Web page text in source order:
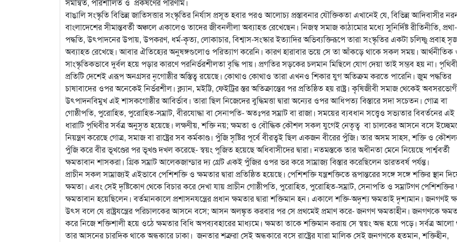
বাঙালি সংস্কৃতি বিভিন্ন জাতিসত্তার সংস্কৃতির নির্যাস প্রসূত হবার পরও আলোচ্য প্রস্তাবনার যৌক্তিকতা এখানেই যে, বিভিন্ন আদিবাসীর
বাংলাদেশের সীমান্তবর্তী অঞ্চলে একালেও তাদের জীবনলীলা অব্যাহত রেখেছেন। নিজস্ব সমাজ কাঠামোর মধ্যে সুনির্দিষ্ট রীতিনীতি, প্রথা-
পদ্ধতি, উৎপাদনের উপায়, উপকরণ, ধর্ম-কৃত্য, লোকাচার, বিশ্বাস-সংস্কার ইত্যাদির অভিব্যক্তিরূপে তারা সংস্কৃতির একটা চলিষ্ণু প্রবাহ
অব্যাহত রেখেছে। আবার ঐতিহ্যের অনুষঙ্গগুলোও পরিত্যাগ করেনি। কারণ হারাবার ভয়ে সে তা আঁকড়ে থাকে সকল সময়। আর্থনীতিক
সাংস্কৃতিকভাবে দুর্বল হয়ে পড়ার কারণে পরনির্ভরশীলতা বৃদ্ধি পায়। প্রগতির সড়কের চলমান মিছিলে যোগ দেয়া তাই সম্ভব হয় না।
প্রতিটি দেশেই এরূপ অনগ্রসর নৃগোষ্ঠীর অস্তিত্ব রয়েছে। কোথাও কোথাও তারা এখনও শিকার যুগ অতিক্রম করতে পারেনি। জুম পদ্ধতির
চাষাবাদের ওপর অনেকেই নির্ভরশীল। ক্ল্যান, মইট্টি, ফেইট্রির স্তর অতিক্রান্তের পর প্রতিষ্ঠিত হয় রাষ্ট্র। কৃষিজীবী সমাজ থেকেই
উৎপাদনবিমুখ এই শাসকগোষ্ঠীর আবির্ভাব। তারা ছিল নিজেদের বুদ্ধিমত্তা দ্বারা অন্যের ওপর আধিপত্য বিস্তারে সদা সচেতন। গোত্র বা
গোষ্ঠীপতি, পুরোহিত, পুরোহিত-সম্রাট, বীরযোদ্ধা বা সেনাপতি- অতঃপর সম্রাট বা রাজা। সময়ের ব্যবধান সত্ত্বেও সভ্যতার বিবর্তনের এই
ধারাটি পৃথিবীর সর্বত্র অনুসৃত হয়েছে। লক্ষণীয়, শক্তি নয়; ক্ষমতা ও বৌদ্ধিক কৌশল সকল যুগেই নেতৃত্ব বা চালকের আসনে বসে
নিয়ন্ত্রণ করেছে গোত্র, সমাজ বা রাষ্ট্রের সব কর্মকাণ্ড। পুঁজি সৃষ্টির পূর্বে বীরত্বই ছিল একজন বীরের পুঁজি। তার অসম সাহস, শক্তি ও
পুঁজি করে বীর ভূখণ্ডের পর ভূখণ্ড দখল করেছে- স্বয়ং পূজিত হয়েছে অধিবাসীদের দ্বারা। নতমস্তকে তার অধীনতা মেনে নিয়েছে পার্শ্ববর্তী
ক্ষমতাবান শাসকরা। গ্রিক সম্রাট আলেকজান্ডার দ্য গ্রেট একই পুঁজির ওপর ভর করে সাম্রাজ্য বিস্তার করেছিলেন ভারতবর্ষ পর্যন্ত।
প্রাচীন সকল সাম্রাজ্যই এইভাবে পেশিশক্তি ও ক্ষমতার দ্বারা প্রতিষ্ঠিত হয়েছে। পেশিশক্তি যন্ত্রশক্তিতে রূপান্তরের সঙ্গে সঙ্গে শক্তির স্থান
ক্ষমতা। এবং সেই দৃষ্টিকোণ থেকে বিচার করে দেখা যায় প্রাচীন গোষ্ঠীপতি, পুরোহিত, পুরোহিত-সম্রাট, সেনাপতি ও সম্রাটগণ পেশিশক্তির
ক্ষমতাবান হয়েছিলেন। বর্তমানকালে প্রশাসনযন্ত্রের প্রধান ক্ষমতার দ্বারা শক্তিমান হন। একালে শক্তি-অদৃশ্য ক্ষমতাই দৃশ্যমান। জনগণই
উৎস বলে যে রাষ্ট্রযন্ত্রের পরিচালকের আসনে বসে; আসন অলঙ্কৃত করবার পর সে প্রথমেই প্রমাণ করে- জনগণ ক্ষমতাহীন। জনগণকে
করে নিজে শক্তিশালী হয়ে ওঠে ক্ষমতার বিধি অপব্যবহারের মাধ্যমে। ক্ষমতা তাকে শক্তিমান করায় সে স্বয়ং অন্ধ হয়ে পড়ে। সর্বত্র আলো
তার আসনের চারদিক থাকে অন্ধকারে ঢাকা। জনতার শত্রুরা সেই অন্ধকারে বসে রাষ্ট্রের যারা মালিক সেই জনগণকে হতমান, শক্তিহীন,